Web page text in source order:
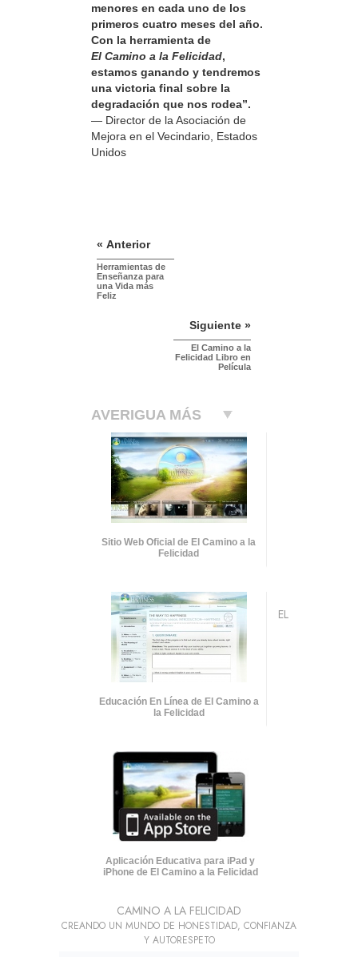
menores en cada uno de los
primeros cuatro meses del año.
Con la herramienta de
El Camino a la Felicidad,
estamos ganando y tendremos
una victoria final sobre la
degradación que nos rodea”.
— Director de la Asociación de
Mejora en el Vecindario, Estados
Unidos
« Anterior
Herramientas de
Enseñanza para
una Vida más
Feliz
Siguiente »
El Camino a la
Felicidad Libro en
Película
AVERIGUA MÁS
Sitio Web Oficial de El Camino a la
Felicidad
Educación En Línea de El Camino a
la Felicidad
Aplicación Educativa para iPad y
iPhone de El Camino a la Felicidad
EL
CAMINO A LA FELICIDAD
CREANDO UN MUNDO DE HONESTIDAD, CONFIANZA
Y AUTORESPETO